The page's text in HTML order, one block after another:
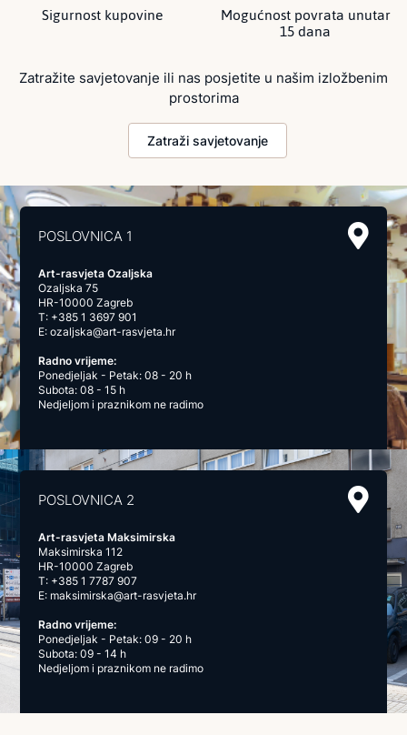
Sigurnost kupovine Mogućnost povrata unutar
15 dana
Zatražite savjetovanje ili nas posjetite u našim izložbenim
prostorima
Zatraži savjetovanje
POSLOVNICA 1
Art-rasvjeta Ozaljska
Ozaljska 75
HR-10000 Zagreb
T: +385 1 3697 901
E:ozaljska@art-rasvjeta.hr
Radno vrijeme:
Ponedjeljak - Petak: 08 - 20 h
Subota: 08 - 15 h
Nedjeljom i praznikom ne radimo
POSLOVNICA 2
Art-rasvjeta Maksimirska
Maksimirska 112
HR-10000 Zagreb
T: +385 1 7787 907
E: maksimirska@art-rasvjeta.hr
Radno vrijeme:
Ponedjeljak - Petak: 09 - 20 h
Subota: 09 - 14 h
Nedjeljom i praznikom ne radimo